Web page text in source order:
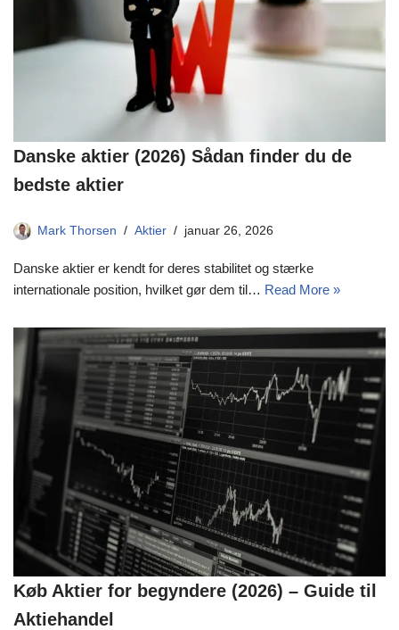
Danske aktier (2026) Sådan finder du de
bedste aktier
Mark Thorsen Aktier januar 26, 2026
Danske aktier er kendt for deres stabilitet og stærke
internationale position, hvilket gør dem til… Read More »
Køb Aktier for begyndere (2026) – Guide til
Aktiehandel